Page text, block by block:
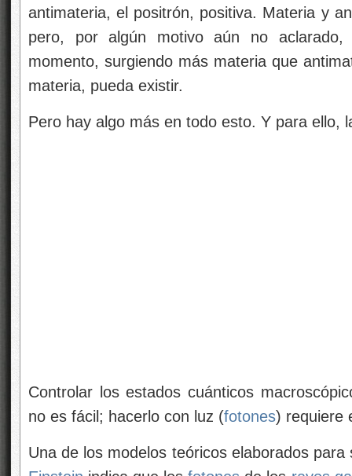
antimateria, el positrón, positiva. Materia y
pero, por algún motivo aún no
momento, surgiendo más materia que
materia, pueda existir.
Pero hay algo más en todo esto. Y para ello,
Controlar los estados cuánticos
no es fácil; hacerlo con luz (fotones) requiere
Una de los modelos teóricos elaborados